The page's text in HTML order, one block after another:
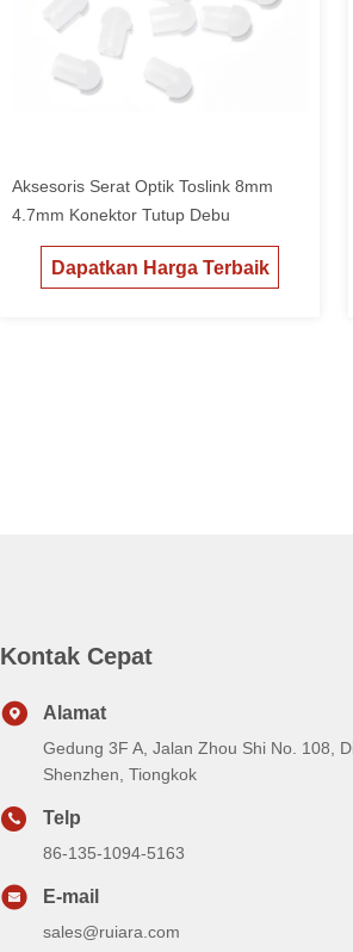
Aksesoris Serat Optik Toslink 8mm
4.7mm Konektor Tutup Debu
Dapatkan Harga Terbaik
Kontak Cepat
Alamat
Gedung 3F A, Jalan Zhou Shi No. 108,
Shenzhen, Tiongkok
Telp
86-135-1094-5163
E-mail
sales@ruiara.com